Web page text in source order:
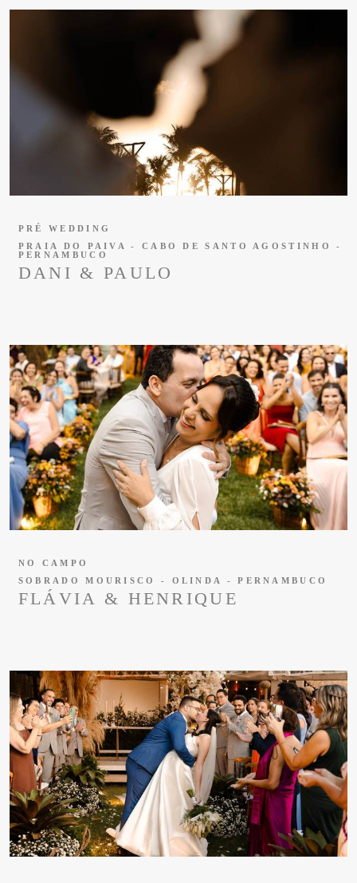
DANI & PAULO
PRÉ WEDDING
PRAIA DO PAIVA - CABO DE SANTO AGOSTINHO -
PERNAMBUCO
FLÁVIA & HENRIQUE
NO CAMPO
SOBRADO MOURISCO - OLINDA - PERNAMBUCO